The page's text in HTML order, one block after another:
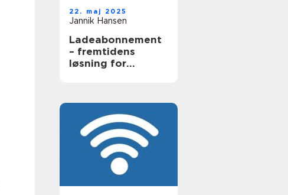
22. maj 2025
Jannik Hansen
Ladeabonnement
– fremtidens
løsning for